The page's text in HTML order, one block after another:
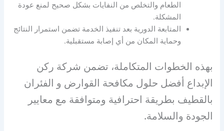
الطعام والتخلص من النفايات بشكل صحيح لمنع عودة
المشكلة.
المتابعة الدورية بعد تنفيذ الخدمة تضمن استمرار النتائج
وحماية المكان من أي إصابة مستقبلية.
بهذه الخطوات المتكاملة، تضمن شركة ركن
الإبداع أفضل حلول مكافحة القوارض و الفئران
بالقطيف بطريقة احترافية ومتوافقة مع معايير
الجودة والسلامة.